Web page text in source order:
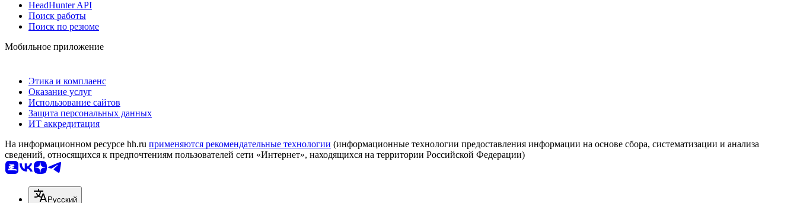
HeadHunter API
Поиск работы
Поиск по резюме
Мобильное приложение
Этика и комплаенс
Оказание услуг
Использование сайтов
Защита персональных данных
ИТ аккредитация
На информационном ресурсе hh.ru применяются рекомендательные технологии (информационные технологии предоставления информации на основе сбора, систематизации и анализа
сведений, относящихся к предпочтениям пользователей сети «Интернет», находящихся на территории Российской Федерации)
Русский